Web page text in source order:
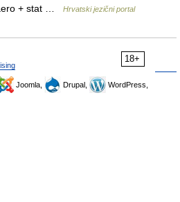
+ stat …
Hrvatski jezični portal
18+
Joomla, Drupal,
WordPress,